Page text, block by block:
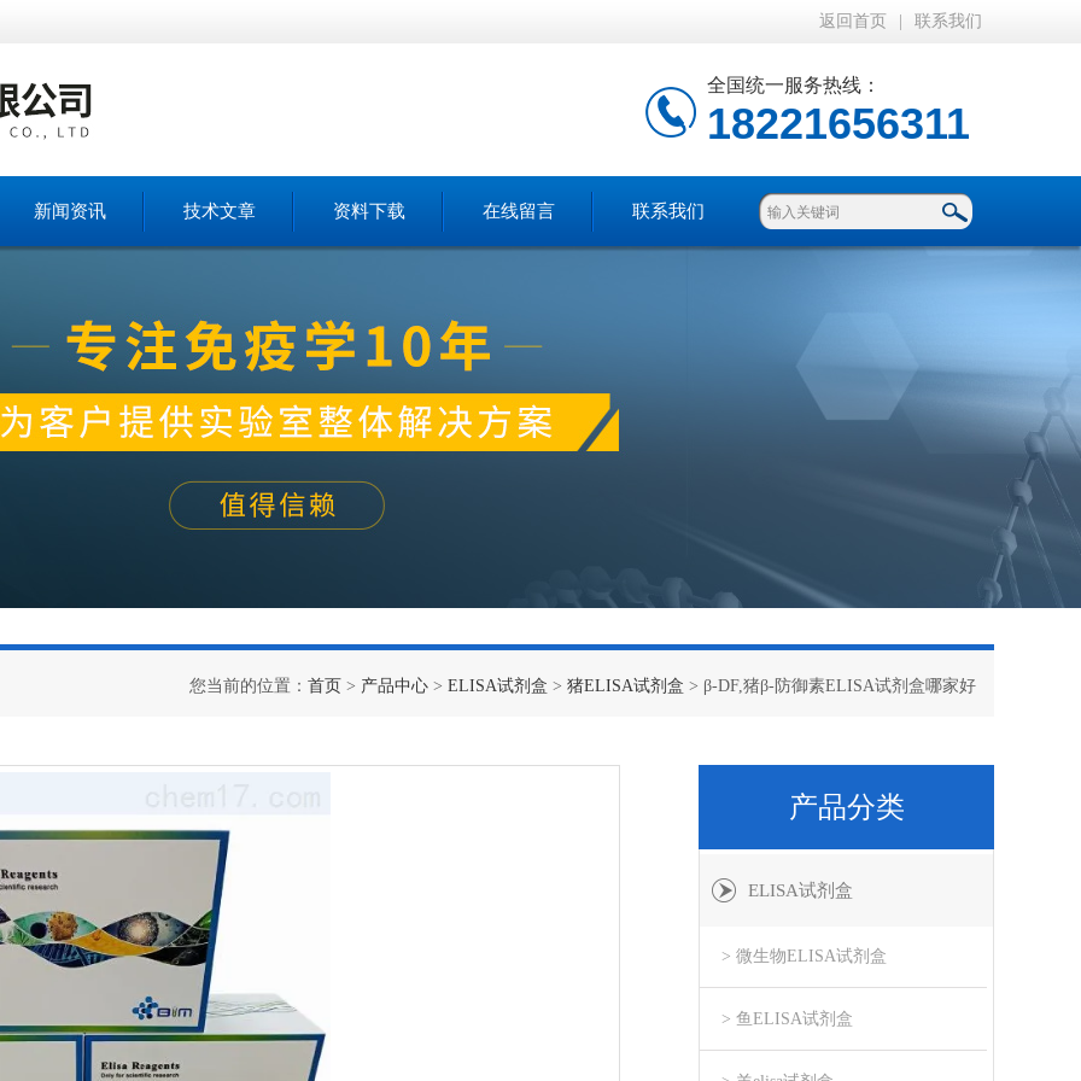
返回首页 联系我们
全国统一服务热线：
18221656311
新闻资讯 技术文章 资料下载 在线留言 联系我们
您当前的位置： 首页 > 产品中心 > ELISA试剂盒 > 猪ELISA试剂盒 > β-DF,猪β-防御素ELISA试剂盒哪家好
产品分类
ELISA试剂盒
> 微生物ELISA试剂盒
> 鱼ELISA试剂盒